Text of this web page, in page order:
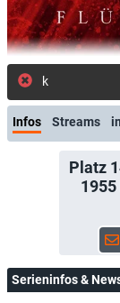
kostenlose E-
Infos Streams
Platz
1955
Serieninfos &